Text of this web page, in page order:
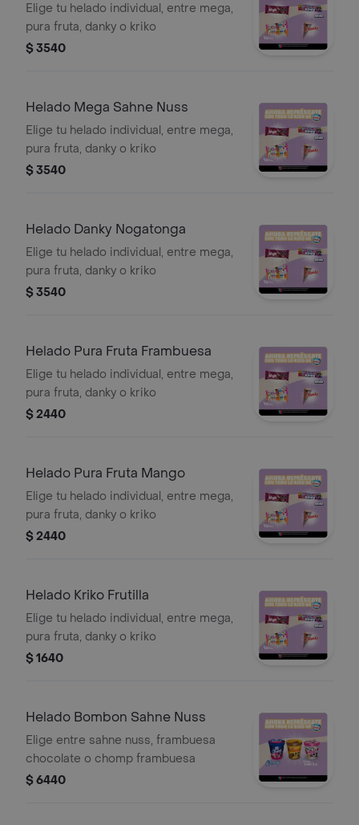
Elige tu helado individual, entre mega,
pura fruta, danky o kriko
$ 3540
Helado Mega Sahne Nuss
Elige tu helado individual, entre mega,
pura fruta, danky o kriko
$ 3540
Helado Danky Nogatonga
Elige tu helado individual, entre mega,
pura fruta, danky o kriko
$ 3540
Helado Pura Fruta Frambuesa
Elige tu helado individual, entre mega,
pura fruta, danky o kriko
$ 2440
Helado Pura Fruta Mango
Elige tu helado individual, entre mega,
pura fruta, danky o kriko
$ 2440
Helado Kriko Frutilla
Elige tu helado individual, entre mega,
pura fruta, danky o kriko
$ 1640
Helado Bombon Sahne Nuss
Elige entre sahne nuss, frambuesa
chocolate o chomp frambuesa
$ 6440